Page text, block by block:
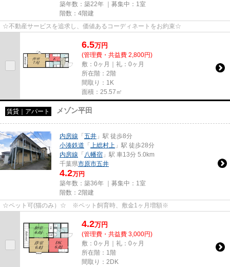
築年数：築22年 ｜募集中： 1室
階数：4階建
☆不動産サービスを追求し、価値あるコーディネートをお約束☆
6.5万円
(管理費・共益費 2,800円)
敷：0ヶ月｜礼：0ヶ月
所在階：2階
間取り：1K
面積：25.57㎡
賃貸｜アパート メゾン平田
内房線 「 五井 」駅 徒歩8分
小湊鉄道 「 上総村上 」駅 徒歩28分
内房線 「 八幡宿 」駅 車13分 5.0km
千葉県市原市五井
4.2万円
築年数：築36年 ｜募集中： 1室
階数：2階建
☆ペット可(猫のみ）☆ ※ペット飼育時、敷金1ヶ月増額※
4.2万円
(管理費・共益費 3,000円)
敷：0ヶ月｜礼：0ヶ月
所在階：1階
間取り：2DK